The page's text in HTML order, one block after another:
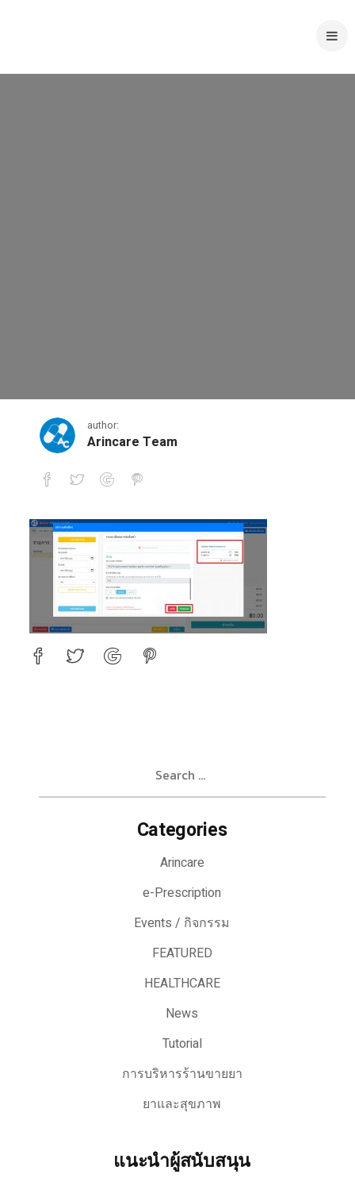
author:
Arincare Team
3
Categories
Arincare
e-Prescription
Events / กิจกรรม
FEATURED
HEALTHCARE
News
Tutorial
การบริหารร้านขายยา
ยาและสุขภาพ
แนะนำผู้สนับสนุน